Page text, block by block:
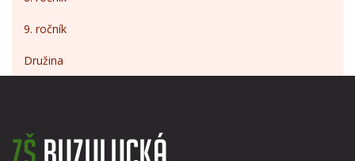
9. ročník
Družina